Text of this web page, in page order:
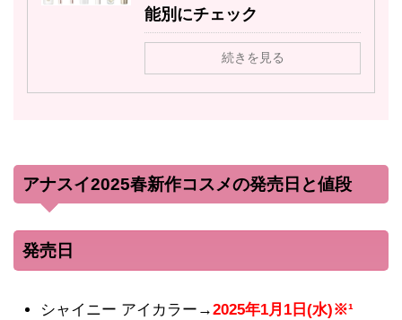
能別にチェック
続きを見る
アナスイ2025春新作コスメの発売日と値段
発売日
シャイニー アイカラー→2025年1月1日(水)※¹